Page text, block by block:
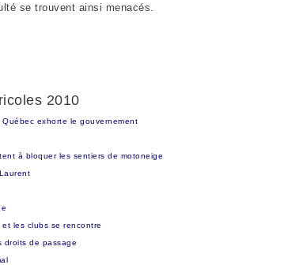
se trouvent ainsi menacés.
2010
exhorte le gouvernement
à bloquer les sentiers de motoneige
les clubs se rencontre
droits de passage